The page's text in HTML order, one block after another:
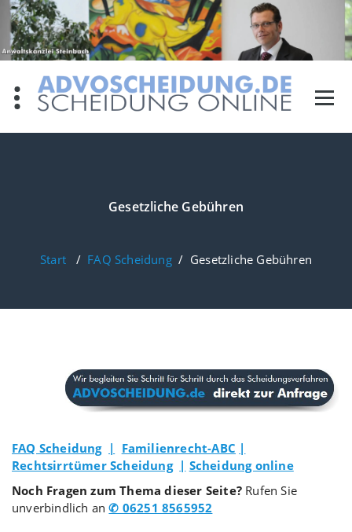
Zum
Inhalt
springen
Gesetzliche Gebühren
Start / FAQ Scheidung/ Gesetzliche Gebühren
FAQ Scheidung | Familienrecht-ABC |
Rechtsirrtümer Scheidung | Scheidung online
Noch Fragen zum Thema dieser Seite? Rufen Sie
unverbindlich an✆ 06251 8565952